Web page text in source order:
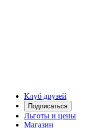
Клуб друзей
Подписаться
Льготы и цены
Магазин